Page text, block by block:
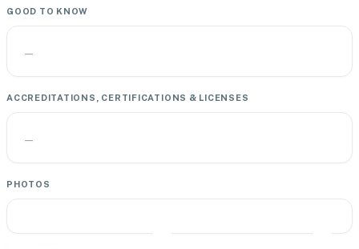
GOOD TO KNOW
—
ACCREDITATIONS, CERTIFICATIONS & LICENSES
—
PHOTOS